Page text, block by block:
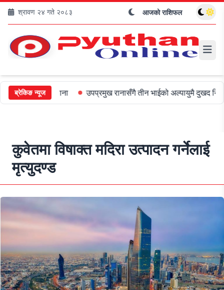
श्रावण २४ गते २०८३ आजको राशिफल
ब्रेकिङ न्यूज उपप्रमुख रानासँगै तीन भाईको अल्पायुमै दुखद निधन ओली
कुवेतमा विषाक्त मदिरा उत्पादन गर्नेलाई
मृत्युदण्ड